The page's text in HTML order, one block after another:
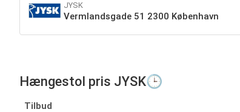
JYSK
Vermlandsgade 51 2300 København
Hængestol pris JYSK🕒
Tilbud